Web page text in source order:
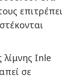
επιτρέπει
Inle
σε